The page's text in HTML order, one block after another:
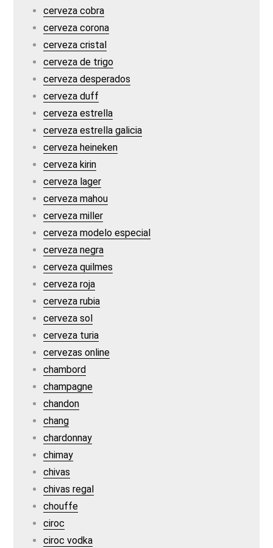
cerveza cobra
cerveza corona
cerveza cristal
cerveza de trigo
cerveza desperados
cerveza duff
cerveza estrella
cerveza estrella galicia
cerveza heineken
cerveza kirin
cerveza lager
cerveza mahou
cerveza miller
cerveza modelo especial
cerveza negra
cerveza quilmes
cerveza roja
cerveza rubia
cerveza sol
cerveza turia
cervezas online
chambord
champagne
chandon
chang
chardonnay
chimay
chivas
chivas regal
chouffe
ciroc
ciroc vodka